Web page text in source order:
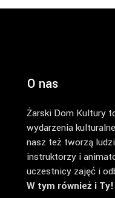
O nas
Żarski Dom Kultury
wydarzenia
nasz też tworzą
instruktorzy i
uczestnicy zajęć i
W tym również i Ty!